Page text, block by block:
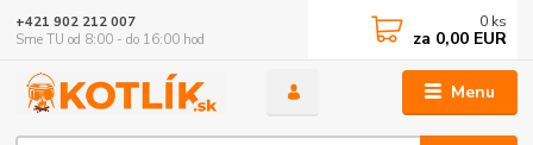
Menu
+421 902 212 007
Sme TU od 8:00 - do 16:00 hod
0 ks
za 0,00 EUR